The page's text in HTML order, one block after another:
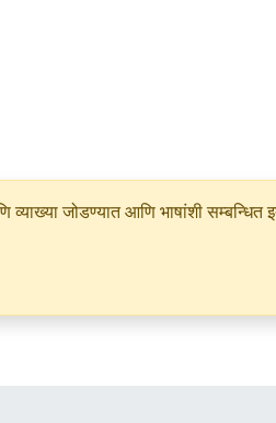
जोडण्यात आणि भाषांशी सम्बन्धित